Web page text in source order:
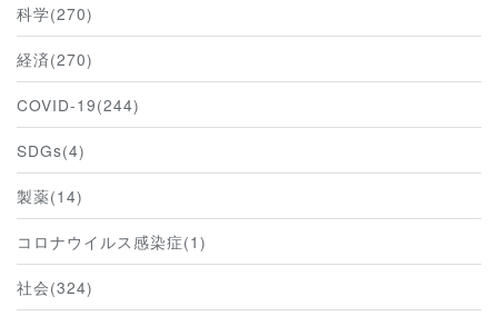
科学(270)
経済(270)
COVID-19(244)
SDGs(4)
製薬(14)
コロナウイルス感染症(1)
社会(324)